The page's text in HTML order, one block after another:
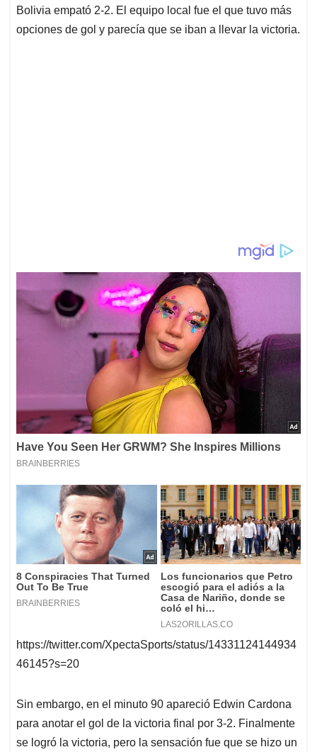
Bolivia empató 2-2. El equipo local fue el que tuvo más
opciones de gol y parecía que se iban a llevar la victoria.
https://twitter.com/XpectaSports/status/14331124144934
46145?s=20
Sin embargo, en el minuto 90 apareció Edwin Cardona
para anotar el gol de la victoria final por 3-2. Finalmente
se logró la victoria, pero la sensación fue que se hizo un